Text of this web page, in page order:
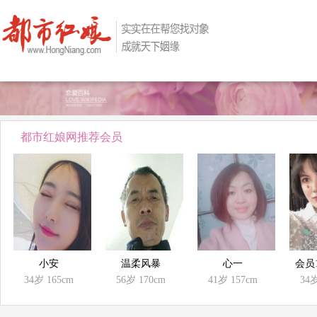
都市红娘网推荐会员
小安
34岁 165cm
温柔风暴
56岁 170cm
心一
41岁 157cm
会员
34